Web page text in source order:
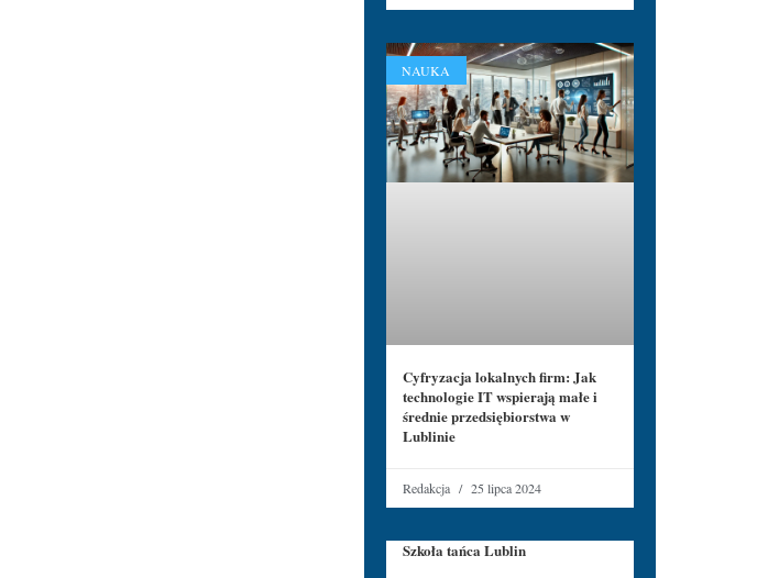
NAUKA
Cyfryzacja lokalnych firm: Jak
technologie IT wspierają małe i
średnie przedsiębiorstwa w
Lublinie
Redakcja 25 lipca 2024
Szkoła tańca Lublin